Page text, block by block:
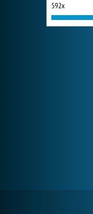
592x